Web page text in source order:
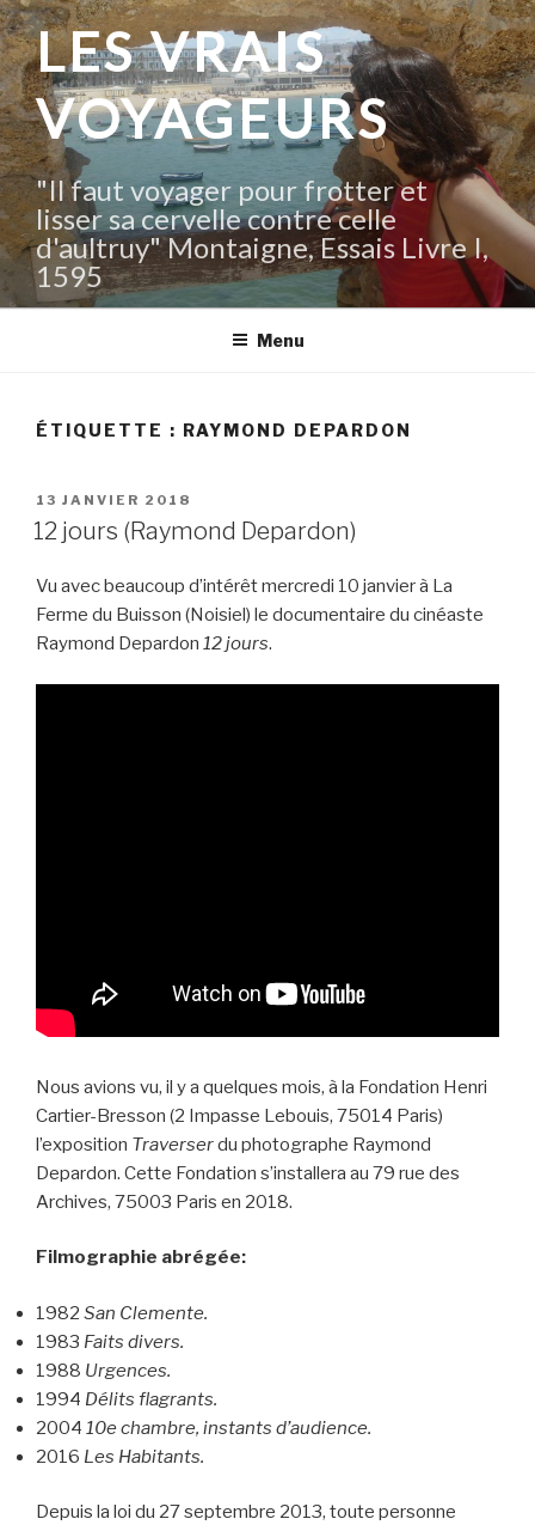
Aller
au
contenu
principal
LES VRAIS
VOYAGEURS
"Il faut voyager pour frotter et
lisser sa cervelle contre celle
d'aultruy" Montaigne, Essais Livre I,
1595
Menu
ÉTIQUETTE : RAYMOND DEPARDON
PUBLIÉ
LE
13 JANVIER 2018
12 jours (Raymond Depardon)
Vu avec beaucoup d’intérêt mercredi 10 janvier à La
Ferme du Buisson (Noisiel) le documentaire du cinéaste
Raymond Depardon 12 jours.
Nous avions vu, il y a quelques mois, à la Fondation Henri
Cartier-Bresson (2 Impasse Lebouis, 75014 Paris)
l’exposition Traverserdu photographe Raymond
Depardon. Cette Fondation s’installera au 79 rue des
Archives, 75003 Paris en 2018.
Filmographie abrégée:
1982 San Clemente.
1983 Faits divers.
1988 Urgences.
1994 Délits flagrants.
2004 10e chambre, instants d’audience.
2016 Les Habitants.
Depuis la loi du 27 septembre 2013, toute personne